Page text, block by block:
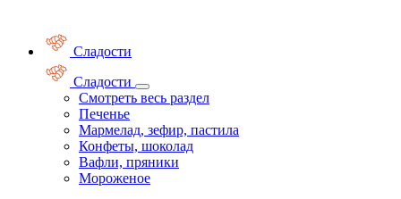
Сладости
Сладости
Смотреть весь раздел
Печенье
Мармелад, зефир, пастила
Конфеты, шоколад
Вафли, пряники
Мороженое